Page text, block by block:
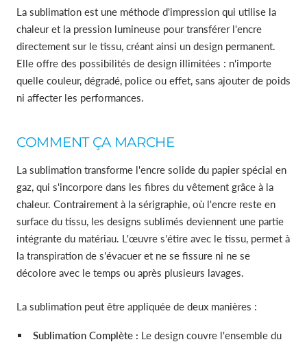
La sublimation est une méthode d'impression qui utilise la
chaleur et la pression lumineuse pour transférer l'encre
directement sur le tissu, créant ainsi un design permanent.
Elle offre des possibilités de design illimitées : n'importe
quelle couleur, dégradé, police ou effet, sans ajouter de poids
ni affecter les performances.
COMMENT ÇA MARCHE
La sublimation transforme l'encre solide du papier spécial en
gaz, qui s'incorpore dans les fibres du vêtement grâce à la
chaleur. Contrairement à la sérigraphie, où l'encre reste en
surface du tissu, les designs sublimés deviennent une partie
intégrante du matériau. L'œuvre s'étire avec le tissu, permet à
la transpiration de s'évacuer et ne se fissure ni ne se
décolore avec le temps ou après plusieurs lavages.
La sublimation peut être appliquée de deux manières :
Sublimation Complète : Le design couvre l'ensemble du